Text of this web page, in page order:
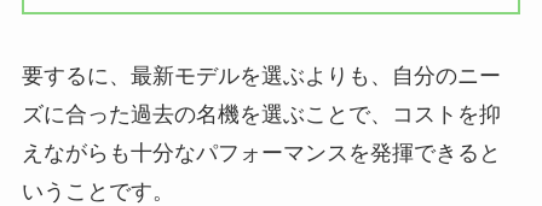
要するに、最新モデルを選ぶよりも、自分のニー
ズに合った過去の名機を選ぶことで、コストを抑
えながらも十分なパフォーマンスを発揮できると
いうことです。